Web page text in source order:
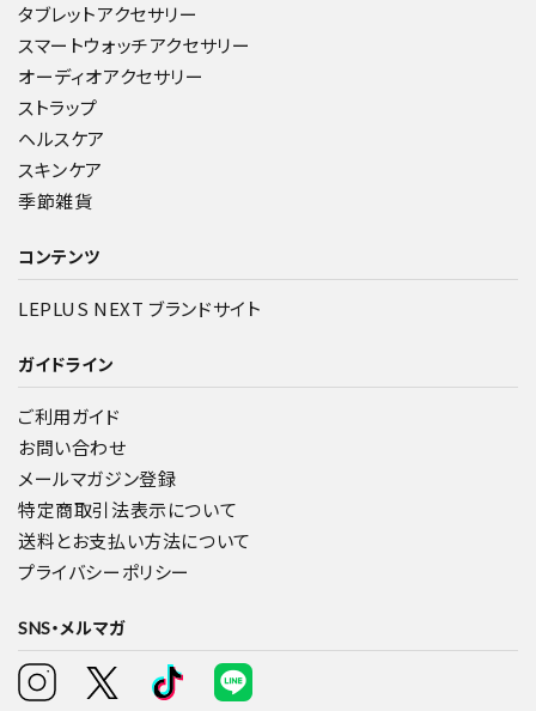
タブレットアクセサリー
スマートウォッチアクセサリー
オーディオアクセサリー
ストラップ
ヘルスケア
スキンケア
季節雑貨
コンテンツ
LEPLUS NEXT ブランドサイト
ガイドライン
ご利用ガイド
お問い合わせ
メールマガジン登録
特定商取引法表示について
送料とお支払い方法について
プライバシーポリシー
SNS・メルマガ